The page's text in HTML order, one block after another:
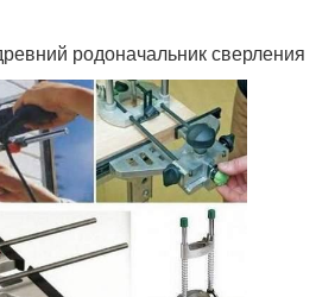
родоначальник сверления